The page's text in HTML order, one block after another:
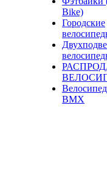
Bike)
Городские
BMX